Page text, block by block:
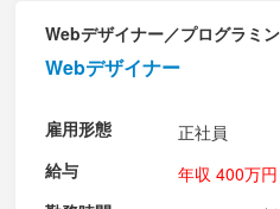
Webデザイナー／プログラミ
Webデザイナー
雇用形態
正社員
給与
年収 400万